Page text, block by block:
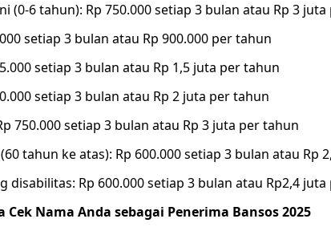
(0-6 tahun): Rp 750.000 setiap 3 bulan atau Rp 3
setiap 3 bulan atau Rp 900.000 per tahun
setiap 3 bulan atau Rp 1,5 juta per tahun
setiap 3 bulan atau Rp 2 juta per tahun
750.000 setiap 3 bulan atau Rp 3 juta per tahun
tahun ke atas): Rp 600.000 setiap 3 bulan atau Rp
disabilitas: Rp 600.000 setiap 3 bulan atau Rp2,4
Cek Nama Anda sebagai Penerima Bansos 2025